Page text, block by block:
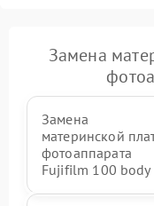
Замена
Замена
материнской
фотоаппарата
Fujifilm 100 body